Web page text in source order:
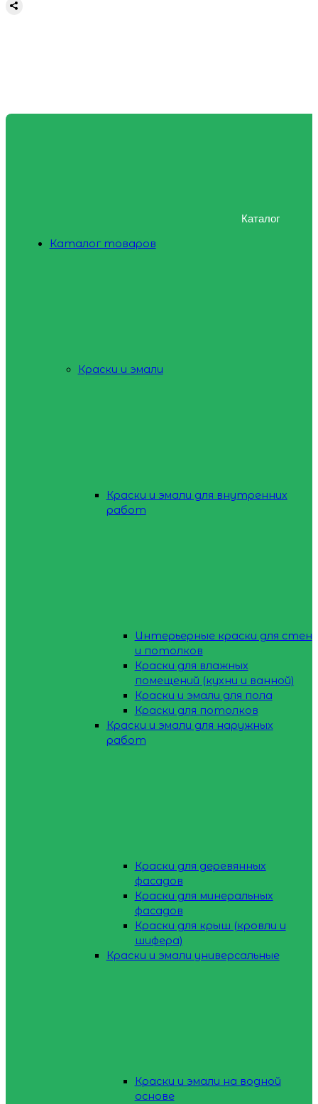
Каталог
Каталог товаров
Краски и эмали
Краски и эмали для внутренних
работ
Интерьерные краски для стен
и потолков
Краски для влажных
помещений (кухни и ванной)
Краски и эмали для пола
Краски для потолков
Краски и эмали для наружных
работ
Краски для деревянных
фасадов
Краски для минеральных
фасадов
Краски для крыш (кровли и
шифера)
Краски и эмали универсальные
Краски и эмали на водной
основе